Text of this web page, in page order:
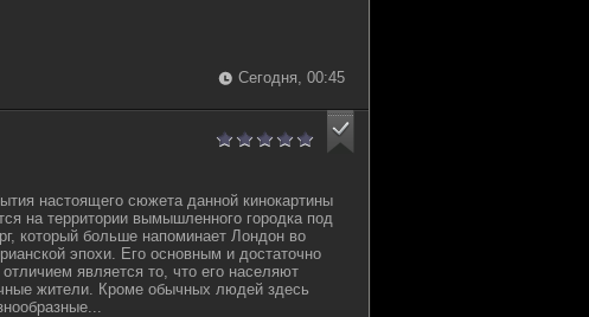
Сегодня, 00:45
настоящего сюжета данной кинокартины
на территории вымышленного городка под
который больше напоминает Лондон во
эпохи. Его основным и достаточно
является то, что его населяют
жители. Кроме обычных людей здесь